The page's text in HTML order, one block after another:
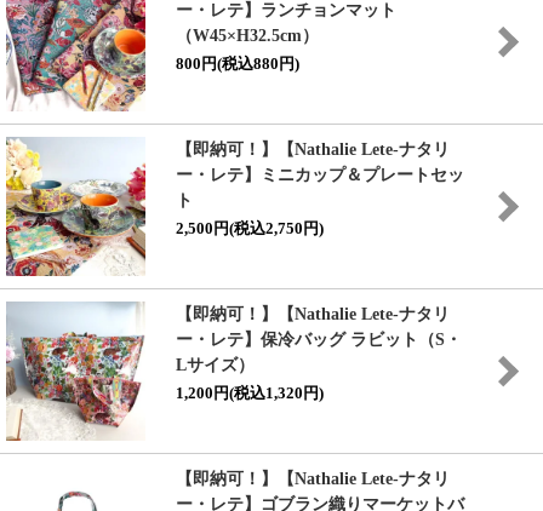
ー・レテ】ランチョンマット
（W45×H32.5cm）
800円(税込880円)
【即納可！】【Nathalie Lete-ナタリ
ー・レテ】ミニカップ＆プレートセッ
ト
2,500円(税込2,750円)
【即納可！】【Nathalie Lete-ナタリ
ー・レテ】保冷バッグ ラビット（S・
Lサイズ）
1,200円(税込1,320円)
【即納可！】【Nathalie Lete-ナタリ
ー・レテ】ゴブラン織りマーケットバ